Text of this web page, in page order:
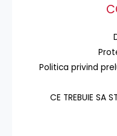
Politica privind
CE TREBUIE SA